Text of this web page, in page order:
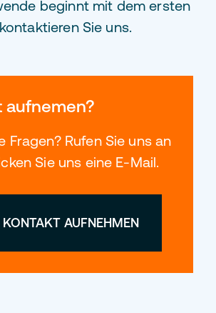
beginnt mit dem ersten
Sie uns.
aufnemen?
Fragen? Rufen Sie uns an
Sie uns eine E-Mail.
AUFNEHMEN